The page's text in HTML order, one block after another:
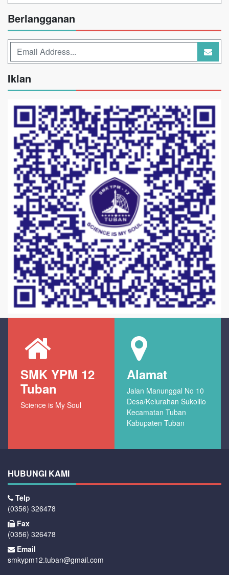
Berlangganan
Iklan
SMK YPM 12
Tuban
Science is My Soul
Alamat
Jalan Manunggal No 10
Desa/Kelurahan Sukolilo
Kecamatan Tuban
Kabupaten Tuban
HUBUNGI KAMI
Telp
(0356) 326478
Fax
(0356) 326478
Email
smkypm12.tuban@gmail.com